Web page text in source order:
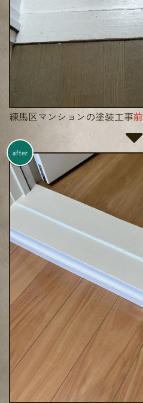
練馬区マンションの塗装工事前
after